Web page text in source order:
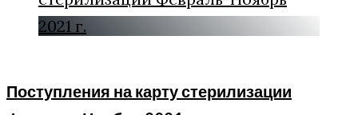
Поступления на карту стерилизации